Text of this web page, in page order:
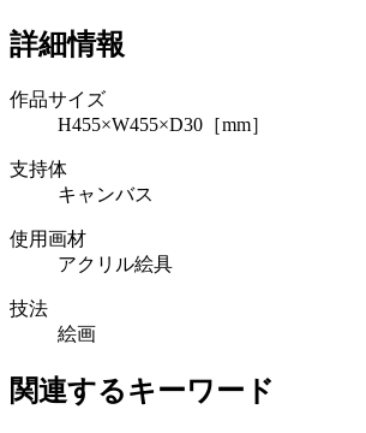
詳細情報
作品サイズ
H455×W455×D30［mm］
支持体
キャンバス
使用画材
アクリル絵具
技法
絵画
関連するキーワード